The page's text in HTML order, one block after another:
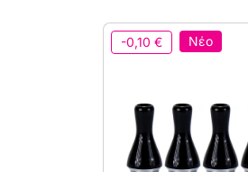
-0,10 € Νέο